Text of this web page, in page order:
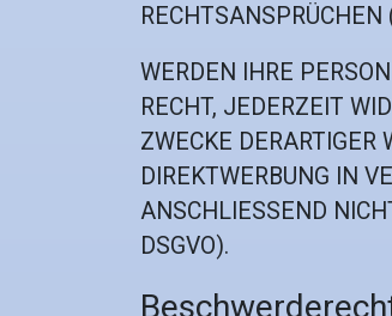
WERDEN IHRE
RECHT, JEDERZEIT
ZWECKE DERARTIGER
DIREKTWERBUNG IN
ANSCHLIESSEND
DSGVO).